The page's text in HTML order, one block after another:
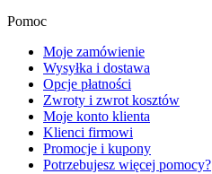
Pomoc
Moje zamówienie
Wysyłka i dostawa
Opcje płatności
Zwroty i zwrot kosztów
Moje konto klienta
Klienci firmowi
Promocje i kupony
Potrzebujesz więcej pomocy?